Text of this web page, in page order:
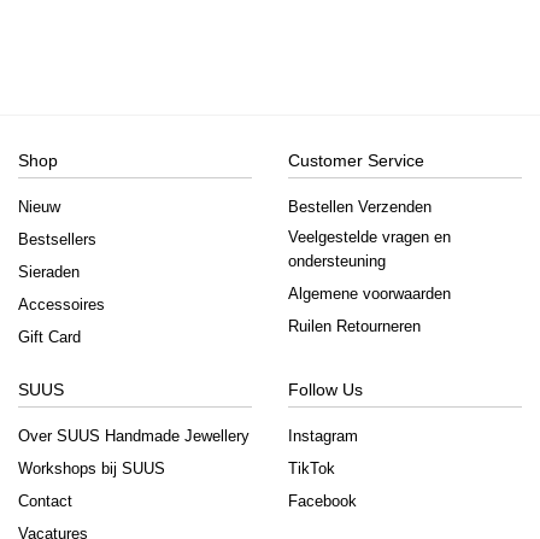
Shop
Nieuw
Bestsellers
Sieraden
Accessoires
Gift Card
Customer Service
Bestellen Verzenden
Veelgestelde vragen en
ondersteuning
Algemene voorwaarden
Ruilen Retourneren
SUUS
Over SUUS Handmade Jewellery
Workshops bij SUUS
Contact
Vacatures
Follow Us
Instagram
TikTok
Facebook